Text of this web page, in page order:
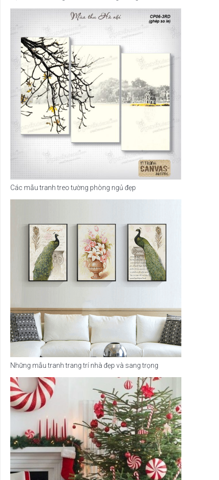
Các mẫu tranh treo tường phòng ngủ đẹp
Những mẫu tranh trang trí nhà đẹp và sang trọng